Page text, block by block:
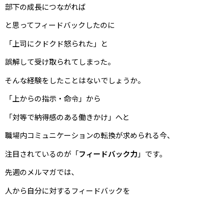
部下の成長につながれば
と思ってフィードバックしたのに
「上司にクドクド怒られた」と
誤解して受け取られてしまった――。
そんな経験をしたことはないでしょうか。
「上からの指示・命令」から
「対等で納得感のある働きかけ」へと
職場内コミュニケーションの転換が求められる今、
注目されているのが「フィードバック力 」です。
先週のメルマガでは、
人から自分に対するフィードバックを